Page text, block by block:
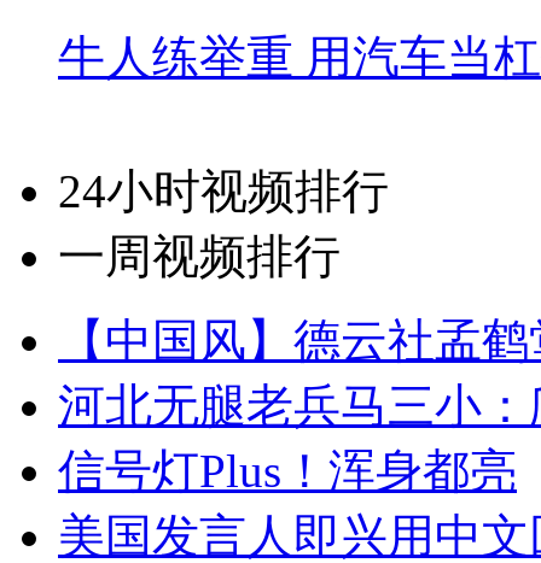
牛人练举重 用汽车当
24小时视频排行
一周视频排行
【中国风】德云社孟
河北无腿老兵马三小
信号灯Plus！浑身都亮
美国发言人即兴用中